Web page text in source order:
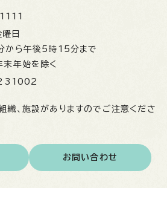
曜日
から午後5時15分まで
末年始を除く
、施設がありますのでご注意くださ
お問い合わせ